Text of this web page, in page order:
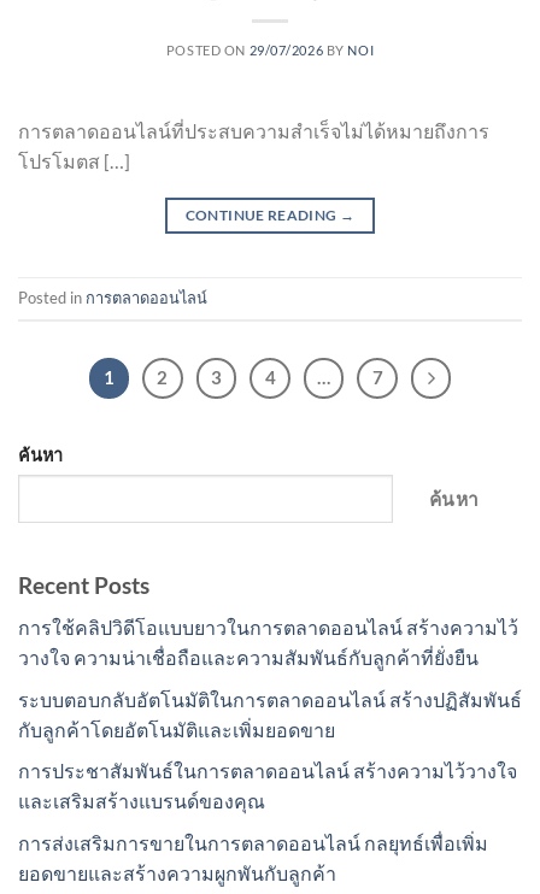
POSTED ON 29/07/2026 BY NOI
การตลาดออนไลน์ที่ประสบความสำเร็จไม่ได้หมายถึงการ
โปรโมตส […]
CONTINUE READING →
Posted in การตลาดออนไลน์
1 2 3 4 … 7
ค้นหา
ค้นหา
Recent Posts
การใช้คลิปวิดีโอแบบยาวในการตลาดออนไลน์ สร้างความไว้
วางใจ ความน่าเชื่อถือและความสัมพันธ์กับลูกค้าที่ยั่งยืน
ระบบตอบกลับอัตโนมัติในการตลาดออนไลน์ สร้างปฏิสัมพันธ์
กับลูกค้าโดยอัตโนมัติและเพิ่มยอดขาย
การประชาสัมพันธ์ในการตลาดออนไลน์ สร้างความไว้วางใจ
และเสริมสร้างแบรนด์ของคุณ
การส่งเสริมการขายในการตลาดออนไลน์ กลยุทธ์เพื่อเพิ่ม
ยอดขายและสร้างความผูกพันกับลูกค้า